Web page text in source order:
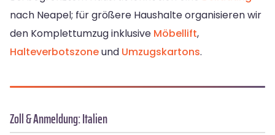
nach Neapel; für größere Haushalte organisieren wir
den Komplettumzug inklusive Möbellift,
Halteverbotszoneund Umzugskartons.
Zoll & Anmeldung: Italien